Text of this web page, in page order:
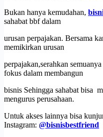
Bukan hanya kemudahan,
sahabat bbf dalam
urusan perpajakan. Bersama
memikirkan urusan
perpajakan,serahkan
fokus dalam membangun
bisnis Sehingga sahabat bisa
mengurus perusahaan.
Untuk akses lainnya bisa
Instagram: @bisnisbestfriend